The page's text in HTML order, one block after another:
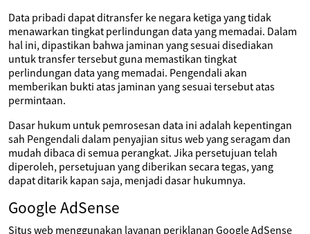
Data pribadi dapat ditransfer ke negara ketiga yang tidak
menawarkan tingkat perlindungan data yang memadai. Dalam
hal ini, dipastikan bahwa jaminan yang sesuai disediakan
untuk transfer tersebut guna memastikan tingkat
perlindungan data yang memadai. Pengendali akan
memberikan bukti atas jaminan yang sesuai tersebut atas
permintaan.
Dasar hukum untuk pemrosesan data ini adalah kepentingan
sah Pengendali dalam penyajian situs web yang seragam dan
mudah dibaca di semua perangkat. Jika persetujuan telah
diperoleh, persetujuan yang diberikan secara tegas, yang
dapat ditarik kapan saja, menjadi dasar hukumnya.
Google AdSense
Situs web menggunakan layanan periklanan Google AdSense